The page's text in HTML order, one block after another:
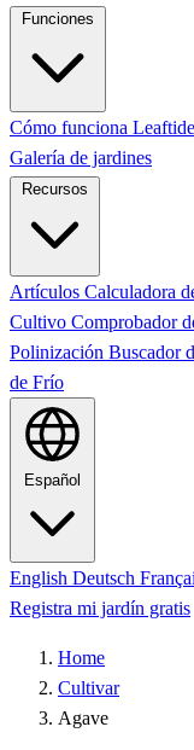
Funciones
Cómo funciona Leaftide
Galería de jardines
Recursos
Artículos Calculadora
Cultivo Comprobador
Polinización Buscador
de Frío
Español
English Deutsch
Registra mi jardín gratis
Home
Cultivar
Agave